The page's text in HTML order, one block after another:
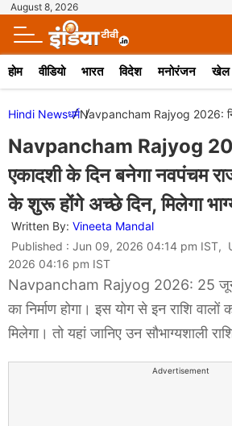
August 8, 2026
होम वीडियो भारत विदेश मनोरंजन खेल
Hindi Newsधर्मNavpancham Rajyog 2026:
Navpancham Rajyog
एकादशी के दिन बनेगा नवपंचम
के शुरू होंगे अच्छे दिन, मिलेगा
Written By: Vineeta Mandal
Published : Jun 09, 2026 04:14 pm IST,
2026 04:16 pm IST
Navpancham Rajyog 2026: 25 जून
का निर्माण होगा। इस योग से इन राशि
मिलेगा। तो यहां जानिए उन सौभाग्यशाली
Advertisement